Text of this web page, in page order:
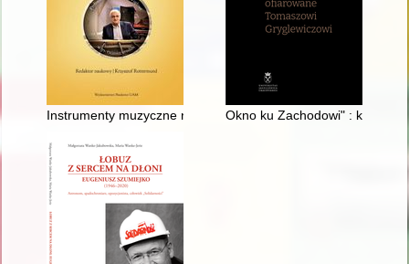
Instrumenty muzyczne na znaczkach pocztowych : przykład
Okno ku Zachodowi" : kilka